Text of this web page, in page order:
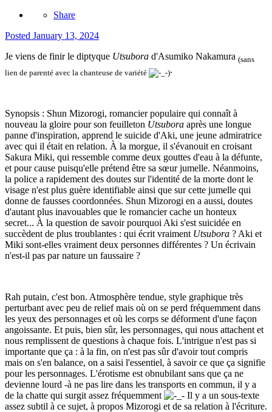
Share
Posted January 13, 2024
Je viens de finir le diptyque Utsubora d'Asumiko Nakamura (sans
lien de parenté avec la chanteuse de variété
).
Synopsis : Shun Mizorogi, romancier populaire qui connaît à
nouveau la gloire pour son feuilleton Utsubora après une longue
panne d'inspiration, apprend le suicide d'Aki, une jeune admiratrice
avec qui il était en relation. À la morgue, il s'évanouit en croisant
Sakura Miki, qui ressemble comme deux gouttes d'eau à la défunte,
et pour cause puisqu'elle prétend être sa sœur jumelle. Néanmoins,
la police a rapidement des doutes sur l'identité de la morte dont le
visage n'est plus guère identifiable ainsi que sur cette jumelle qui
donne de fausses coordonnées. Shun Mizorogi en a aussi, doutes
d'autant plus inavouables que le romancier cache un honteux
secret... À la question de savoir pourquoi Aki s'est suicidée en
succèdent de plus troublantes : qui écrit vraiment Utsubora ? Aki et
Miki sont-elles vraiment deux personnes différentes ? Un écrivain
n'est-il pas par nature un faussaire ?
Rah putain, c'est bon. Atmosphère tendue, style graphique très
perturbant avec peu de relief mais où on se perd fréquemment dans
les yeux des personnages et où les corps se déforment d'une façon
angoissante. Et puis, bien sûr, les personnages, qui nous attachent et
nous remplissent de questions à chaque fois. L'intrigue n'est pas si
importante que ça : à la fin, on n'est pas sûr d'avoir tout compris
mais on s'en balance, on a saisi l'essentiel, à savoir ce que ça signifie
pour les personnages. L'érotisme est obnubilant sans que ça ne
devienne lourd -à ne pas lire dans les transports en commun, il y a
de la chatte qui surgit assez fréquemment
Il y a un sous-texte
assez subtil à ce sujet, à propos Mizorogi et de sa relation à l'écriture.